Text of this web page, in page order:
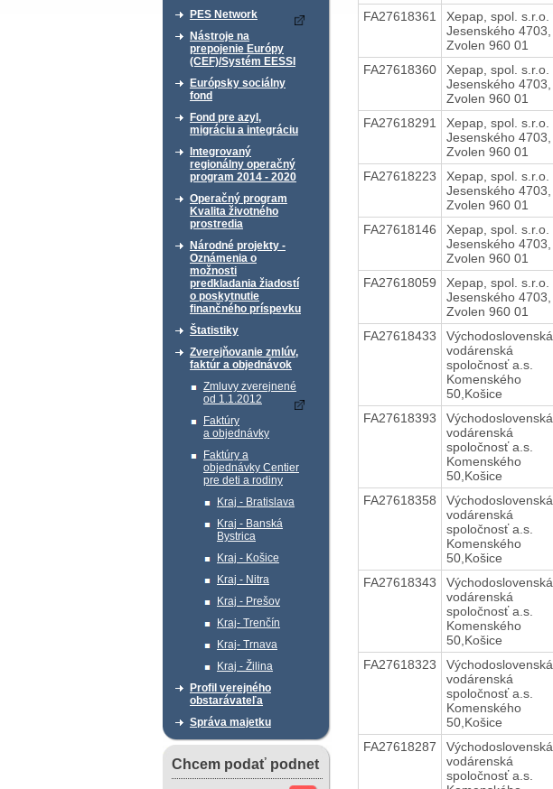
PES Network
Nástroje na
prepojenie Európy
(CEF)/Systém EESSI
Európsky sociálny
fond
Fond pre azyl,
migráciu a integráciu
Integrovaný
regionálny operačný
program 2014 - 2020
Operačný program
Kvalita životného
prostredia
Národné projekty -
Oznámenia o
možnosti
predkladania žiadostí
o poskytnutie
finančného príspevku
Štatistiky
Zverejňovanie zmlúv,
faktúr a objednávok
Zmluvy zverejnené
od 1.1.2012
Faktúry
a objednávky
Faktúry a
objednávky Centier
pre deti a rodiny
Kraj - Bratislava
Kraj - Banská
Bystrica
Kraj - Košice
Kraj - Nitra
Kraj - Prešov
Kraj- Trenčín
Kraj- Trnava
Kraj - Žilina
Profil verejného
obstarávateľa
Správa majetku
Chcem podať podnet
FA27618361
Xepap, spol. s.r.o.
Jesenského 4703,
Zvolen 960 01
FA27618360
Xepap, spol. s.r.o.
Jesenského 4703,
Zvolen 960 01
FA27618291
Xepap, spol. s.r.o.
Jesenského 4703,
Zvolen 960 01
FA27618223
Xepap, spol. s.r.o.
Jesenského 4703,
Zvolen 960 01
FA27618146
Xepap, spol. s.r.o.
Jesenského 4703,
Zvolen 960 01
FA27618059
Xepap, spol. s.r.o.
Jesenského 4703,
Zvolen 960 01
FA27618433
Východoslovenská
vodárenská
spoločnosť a.s.
Komenského
50,Košice
FA27618393
Východoslovenská
vodárenská
spoločnosť a.s.
Komenského
50,Košice
FA27618358
Východoslovenská
vodárenská
spoločnosť a.s.
Komenského
50,Košice
FA27618343
Východoslovenská
vodárenská
spoločnosť a.s.
Komenského
50,Košice
FA27618323
Východoslovenská
vodárenská
spoločnosť a.s.
Komenského
50,Košice
FA27618287
Východoslovenská
vodárenská
spoločnosť a.s.